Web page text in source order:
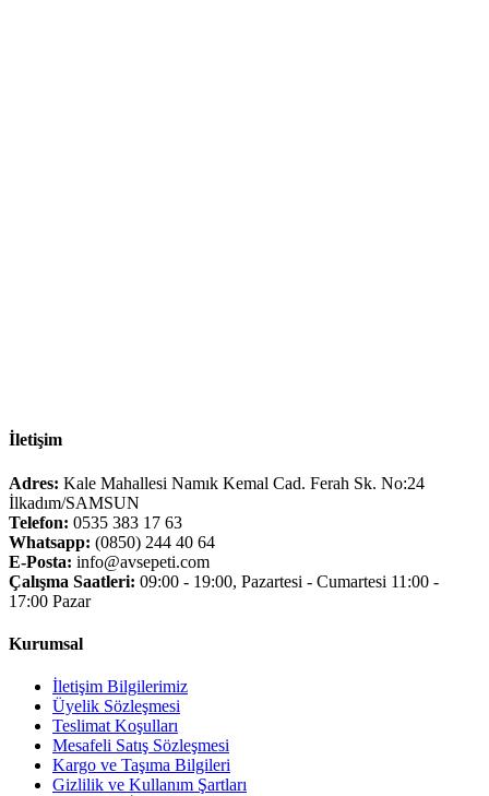
İletişim
Adres: Kale Mahallesi Namık Kemal Cad. Ferah Sk. No:24
İlkadım/SAMSUN
Telefon: 0535 383 17 63
Whatsapp: (0850) 244 40 64
E-Posta: info@avsepeti.com
Çalışma Saatleri: 09:00 - 19:00, Pazartesi - Cumartesi 11:00 -
17:00 Pazar
Kurumsal
İletişim Bilgilerimiz
Üyelik Sözleşmesi
Teslimat Koşulları
Mesafeli Satış Sözleşmesi
Kargo ve Taşıma Bilgileri
Gizlilik ve Kullanım Şartları